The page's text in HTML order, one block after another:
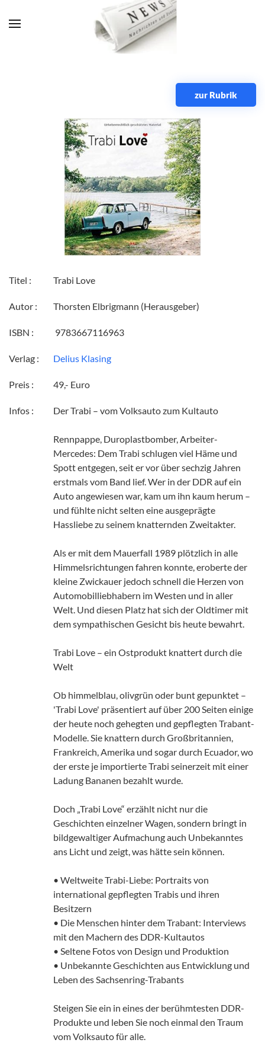
Zum Hauptinhalt springen
zur Rubrik
Titel : Trabi Love
Autor : Thorsten Elbrigmann (Herausgeber)
ISBN : ‎ 9783667116963
Verlag : Delius Klasing
Preis : 49,- Euro
Infos : Der Trabi – vom Volksauto zum Kultauto
Rennpappe, Duroplastbomber, Arbeiter-
Mercedes: Dem Trabi schlugen viel Häme und
Spott entgegen, seit er vor über sechzig Jahren
erstmals vom Band lief. Wer in der DDR auf ein
Auto angewiesen war, kam um ihn kaum herum –
und fühlte nicht selten eine ausgeprägte
Hassliebe zu seinem knatternden Zweitakter.
Als er mit dem Mauerfall 1989 plötzlich in alle
Himmelsrichtungen fahren konnte, eroberte der
kleine Zwickauer jedoch schnell die Herzen von
Automobilliebhabern im Westen und in aller
Welt. Und diesen Platz hat sich der Oldtimer mit
dem sympathischen Gesicht bis heute bewahrt.
Trabi Love – ein Ostprodukt knattert durch die
Welt
Ob himmelblau, olivgrün oder bunt gepunktet –
'Trabi Love' präsentiert auf über 200 Seiten einige
der heute noch gehegten und gepflegten Trabant-
Modelle. Sie knattern durch Großbritannien,
Frankreich, Amerika und sogar durch Ecuador, wo
der erste je importierte Trabi seinerzeit mit einer
Ladung Bananen bezahlt wurde.
Doch „Trabi Love“ erzählt nicht nur die
Geschichten einzelner Wagen, sondern bringt in
bildgewaltiger Aufmachung auch Unbekanntes
ans Licht und zeigt, was hätte sein können.
• Weltweite Trabi-Liebe: Portraits von
international gepflegten Trabis und ihren
Besitzern
• Die Menschen hinter dem Trabant: Interviews
mit den Machern des DDR-Kultautos
• Seltene Fotos von Design und Produktion
• Unbekannte Geschichten aus Entwicklung und
Leben des Sachsenring-Trabants
Steigen Sie ein in eines der berühmtesten DDR-
Produkte und leben Sie noch einmal den Traum
vom Volksauto für alle.